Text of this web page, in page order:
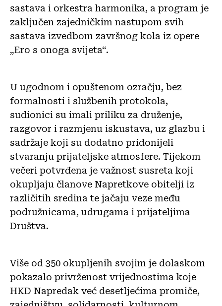
sastava i orkestra harmonika, a program je
zaključen zajedničkim nastupom svih
sastava izvedbom završnog kola iz opere
„Ero s onoga svijeta“.
U ugodnom i opuštenom ozračju, bez
formalnosti i službenih protokola,
sudionici su imali priliku za druženje,
razgovor i razmjenu iskustava, uz glazbu i
sadržaje koji su dodatno pridonijeli
stvaranju prijateljske atmosfere. Tijekom
večeri potvrđena je važnost susreta koji
okupljaju članove Napretkove obitelji iz
različitih sredina te jačaju veze među
podružnicama, udrugama i prijateljima
Društva.
Više od 350 okupljenih svojim je dolaskom
pokazalo privrženost vrijednostima koje
HKD Napredak već desetljećima promiče,